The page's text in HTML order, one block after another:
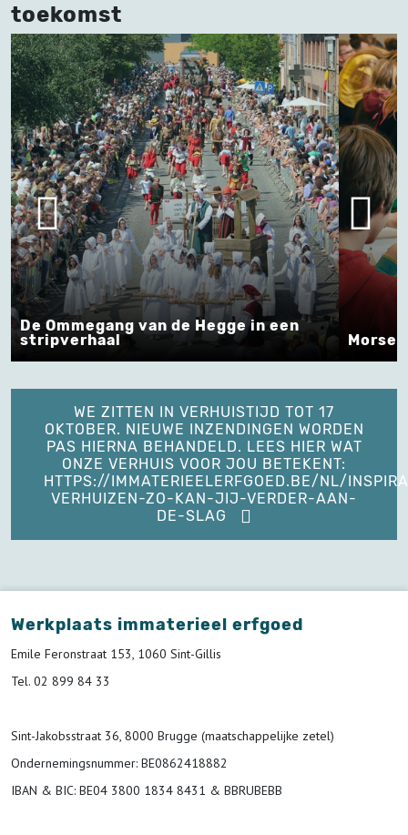
toekomst
in een
Morse op school !
WE ZITTEN IN VERHUISTIJD TOT 17
OKTOBER. NIEUWE INZENDINGEN WORDEN
PAS HIERNA BEHANDELD. LEES HIER WAT
ONZE VERHUIS VOOR JOU BETEKENT:
HTTPS://IMMATERIEELERFGOED.BE/NL/
VERHUIZEN-ZO-KAN-JIJ-VERDER-AAN-
DE-SLAG
Werkplaats immaterieel erfgoed
Emile Feronstraat 153, 1060 Sint-Gillis
Tel. 02 899 84 33
Sint-Jakobsstraat 36, 8000 Brugge (maatschappelijke zetel)
Ondernemingsnummer: BE0862418882
IBAN & BIC: BE04 3800 1834 8431 & BBRUBEBB